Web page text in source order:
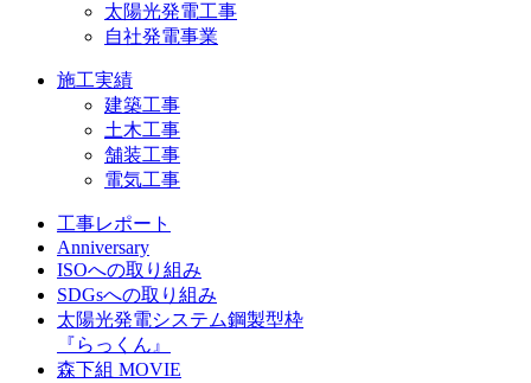
太陽光発電工事
自社発電事業
施工実績
建築工事
土木工事
舗装工事
電気工事
工事レポート
Anniversary
ISOへの取り組み
SDGsへの取り組み
太陽光発電システム鋼製型枠
『らっくん』
森下組 MOVIE